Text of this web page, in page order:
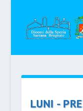
LUNI -